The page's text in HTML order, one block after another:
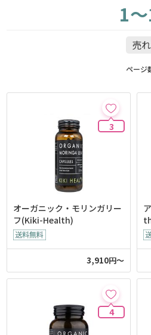
1
ページ
3
オーガニック・モリンガリー
フ(Kiki-Health)
3,910円～
4